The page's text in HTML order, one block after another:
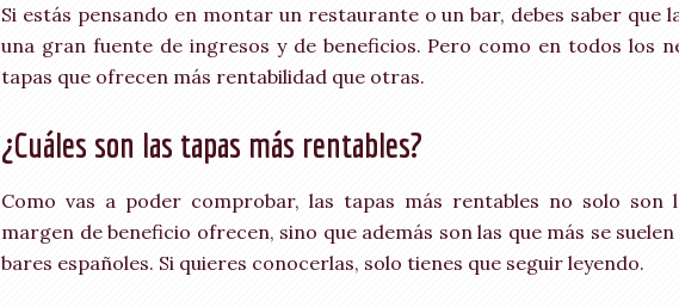
Si estás pensando en montar un restaurante o un bar, debes saber que
una gran fuente de ingresos y de beneficios. Pero como en todos los
tapas que ofrecen más rentabilidad que otras.
¿Cuáles son las tapas más rentables?
Como vas a poder comprobar, las tapas más rentables no solo son
margen de beneficio ofrecen, sino que además son las que más se
bares españoles. Si quieres conocerlas, solo tienes que seguir leyendo.